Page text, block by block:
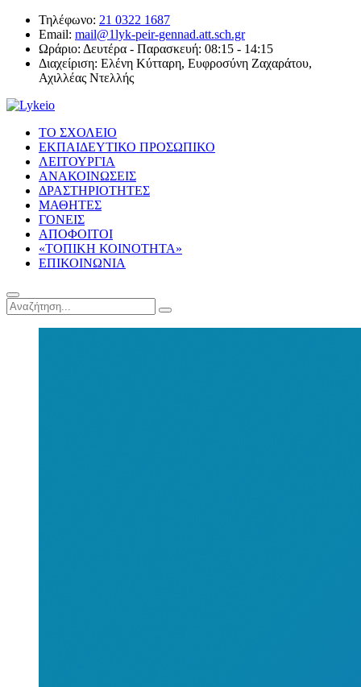
Τηλέφωνο: 21 0322 1687
Email: mail@1lyk-peir-gennad.att.sch.gr
Ωράριο: Δευτέρα - Παρασκευή: 08:15 - 14:15
Διαχείριση: Ελένη Κύτταρη, Ευφροσύνη Ζαχαράτου,
Αχιλλέας Ντελλής
ΤΟ ΣΧΟΛΕΙΟ
ΕΚΠΑΙΔΕΥΤΙΚΟ ΠΡΟΣΩΠΙΚΟ
ΛΕΙΤΟΥΡΓΙΑ
ΑΝΑΚΟΙΝΩΣΕΙΣ
ΔΡΑΣΤΗΡΙΟΤΗΤΕΣ
ΜΑΘΗΤΕΣ
ΓΟΝΕΙΣ
ΑΠΟΦΟΙΤΟΙ
«ΤΟΠΙΚΗ ΚΟΙΝΟΤΗΤΑ»
ΕΠΙΚΟΙΝΩΝΙΑ